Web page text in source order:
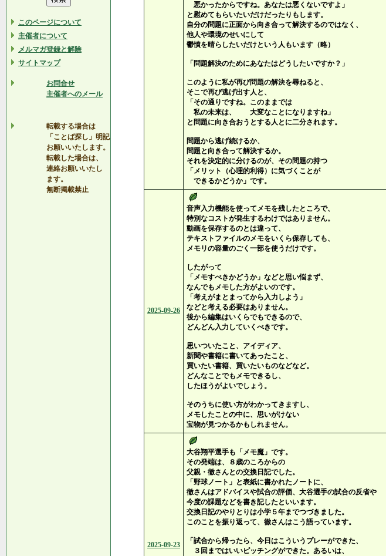
このページについて
主催者について
メルマガ登録と解除
サイトマップ
お問合せ
主催者へのメール
転載する場合は
「ことば探し」明記
お願いいたします。
転載した場合は、
連絡お願いいたし
ます。
無断掲載禁止
悪かったからですね。あなたは悪くないですよ」
と慰めてもらいたいだけだったりもします。
自分の問題に正面から向き合って解決するのではなく、
他人や環境のせいにして
鬱憤を晴らしたいだけという人もいます（略）
「問題解決のためにあなたはどうしたいですか？」
このように私が再び問題の解決を尋ねると、
そこで再び逃げ出す人と、
「その通りですね。このままでは
私の未来は、 大変なことになりますね」
と問題に向き合おうとする人とに二分されます。
問題から逃げ続けるか、
問題と向き合って解決するか。
それを決定的に分けるのが、その問題の持つ
「メリット（心理的利得）に気づくことが
できるかどうか」です。
2025-09-26
音声入力機能を使ってメモを残したところで、
特別なコストが発生するわけではありません。
動画を保存するのとは違って、
テキストファイルのメモをいくら保存しても、
メモリの容量のごく一部を使うだけです。
したがって
「メモすべきかどうか」などと思い悩まず、
なんでもメモした方がよいのです。
「考えがまとまってから入力しよう」
などと考える必要はありません。
後から編集はいくらでもできるので、
どんどん入力していくべきです。
思いついたこと、アイディア、
新聞や書籍に書いてあったこと、
買いたい書籍、買いたいものなどなど。
どんなことでもメモできるし、
したほうがよいでしょう。
そのうちに使い方がわかってきますし、
メモしたことの中に、思いがけない
宝物が見つかるかもしれません。
2025-09-23
大谷翔平選手も「メモ魔」です。
その発端は、８歳のころからの
父親・徹さんとの交換日記でした。
「野球ノート」と表紙に書かれたノートに、
徹さんはアドバイスや試合の評価、大谷選手の試合の反省や
今度の課題などを書き記したといいます。
交換日記のやりとりは小学５年までつづきました。
このことを振り返って、徹さんはこう語っています。
「試合から帰ったら、今日はこういうプレーができた、
３回まではいいピッチングができた。あるいは、